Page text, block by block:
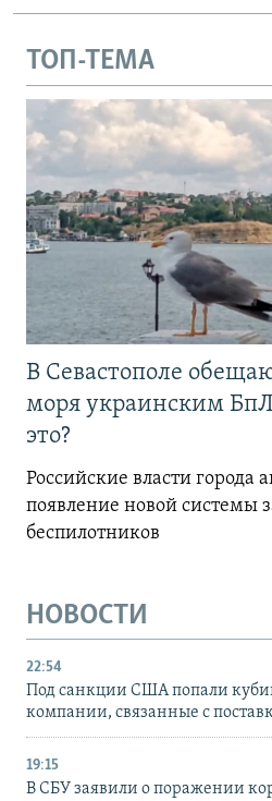
ТОП-ТЕМА
В Севастополе
моря украинским
это?
Российские власти города
появление новой системы
беспилотников
НОВОСТИ
22:54
Под санкции США попали
компании, связанные с
19:15
В СБУ заявили о поражении